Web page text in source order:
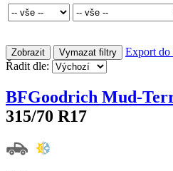
Zobrazit Vymazat filtry Export do
Řadit dle:
BFGoodrich Mud-
315/70 R17